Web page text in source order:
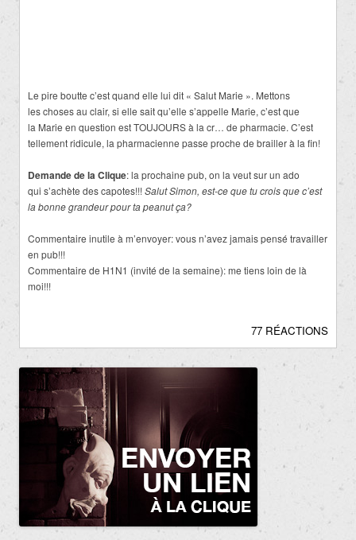
Le pire boutte c’est quand elle lui dit « Salut Marie ». Mettons
les choses au clair, si elle sait qu’elle s’appelle Marie, c’est que
la Marie en question est TOUJOURS à la cr… de pharmacie. C’est
tellement ridicule, la pharmacienne passe proche de brailler à la fin!
Demande de la Clique: la prochaine pub, on la veut sur un ado
qui s’achète des capotes!!!Salut Simon, est-ce que tu crois que c’est
la bonne grandeur pour ta peanut ça?
Commentaire inutile à m’envoyer: vous n’avez jamais pensé travailler
en pub!!!
Commentaire de H1N1 (invité de la semaine): me tiens loin de là
moi!!!
77 RÉACTIONS